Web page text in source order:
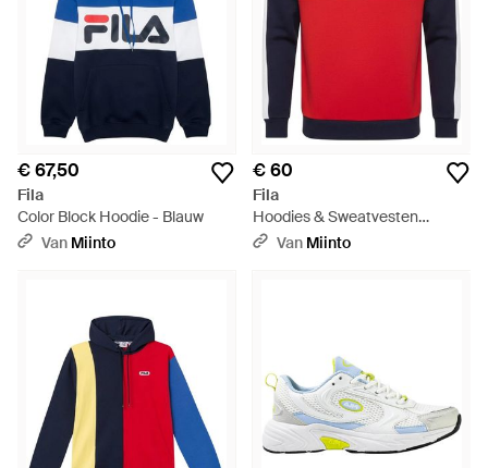
€ 67,50
Fila
Color Block Hoodie - Blauw
Van Miinto
€ 60
Fila
Hoodies & Sweatvesten
,Veelkleurig ,Katoen Sasson
Van Miinto